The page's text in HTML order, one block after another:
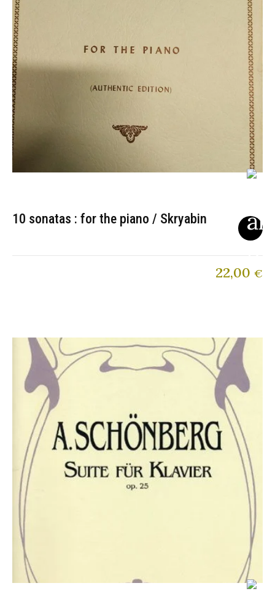
10 sonatas : for the piano / Skryabin
22,00 €